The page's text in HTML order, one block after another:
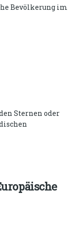
Bevölkerung im
Sternen oder